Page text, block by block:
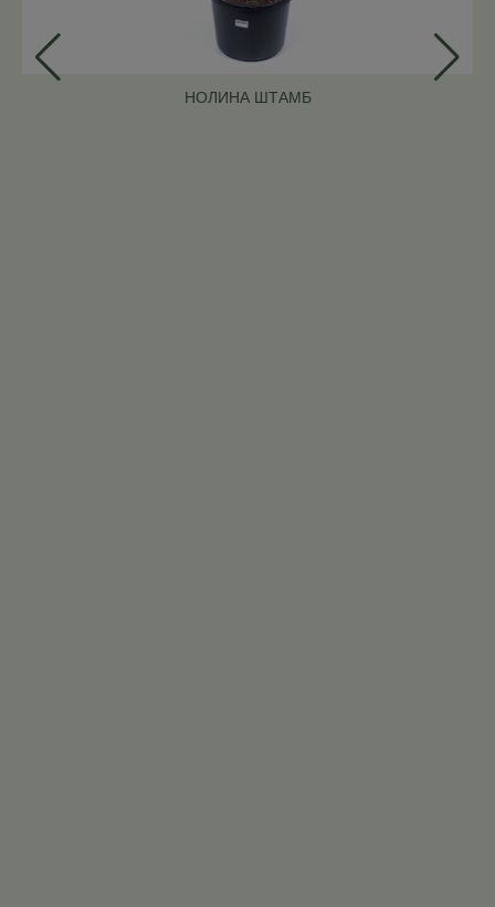
НОЛИНА ШТАМБ